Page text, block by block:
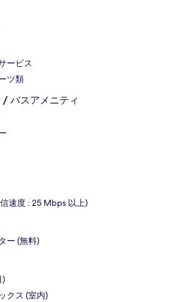
ービス
ツ類
バスアメニティ
速度 : 25 Mbps 以上)
ー (無料)
)
クス (室内)